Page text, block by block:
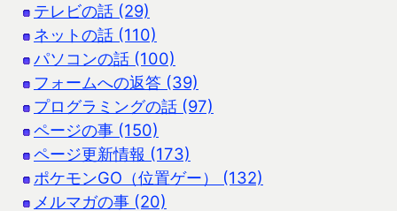
テレビの話 (29)
ネットの話 (110)
パソコンの話 (100)
フォームへの返答 (39)
プログラミングの話 (97)
ページの事 (150)
ページ更新情報 (173)
ポケモンGO（位置ゲー） (132)
メルマガの事 (20)